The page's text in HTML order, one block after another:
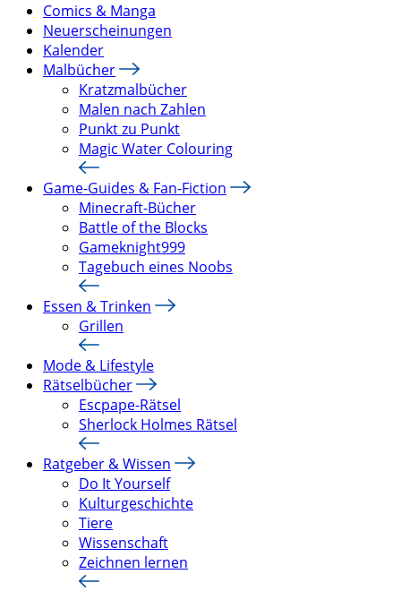
Comics & Manga
Neuerscheinungen
Kalender
Malbücher
Kratzmalbücher
Malen nach Zahlen
Punkt zu Punkt
Magic Water Colouring
Game-Guides & Fan-Fiction
Minecraft-Bücher
Battle of the Blocks
Gameknight999
Tagebuch eines Noobs
Essen & Trinken
Grillen
Mode & Lifestyle
Rätselbücher
Escpape-Rätsel
Sherlock Holmes Rätsel
Ratgeber & Wissen
Do It Yourself
Kulturgeschichte
Tiere
Wissenschaft
Zeichnen lernen